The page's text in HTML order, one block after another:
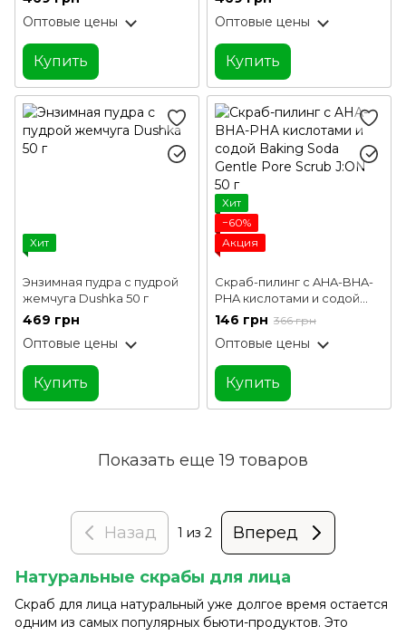
Оптовые цены
Купить
Оптовые цены
Купить
Хит
Энзимная пудра с пудрой
жемчуга Dushka 50 г
469 грн
Оптовые цены
Купить
Хит
−60%
Акция
Скраб-пилинг с AHA-BHA-
PHA кислотами и содой
Baking Soda Gentle Pore
Scrub J:ON 50 г
146 грн 366 грн
Оптовые цены
Купить
Показать еще 19 товаров
Назад 1 из 2 Вперед
Натуральные скрабы для лица
Скраб для лица натуральный уже долгое время остается
одним из самых популярных бьюти-продуктов. Это